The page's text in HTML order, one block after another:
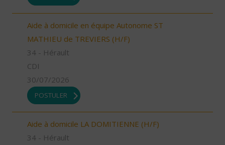
Aide à domicile en équipe Autonome ST
MATHIEU de TREVIERS (H/F)
34 - Hérault
CDI
30/07/2026
POSTULER
Aide à domicile LA DOMITIENNE (H/F)
34 - Hérault